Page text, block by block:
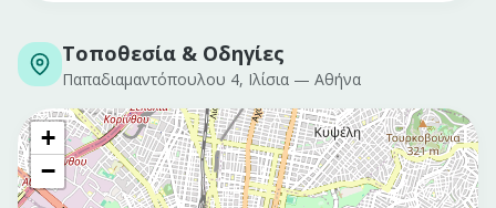
Τοποθεσία & Οδηγίες
Παπαδιαμαντόπουλου 4, Ιλίσια — Αθήνα
+
−